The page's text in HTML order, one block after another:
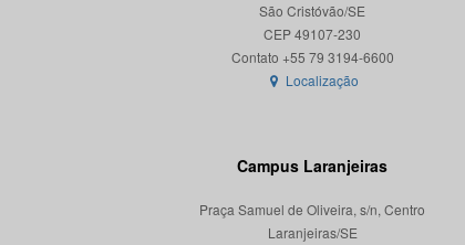
São Cristóvão/SE
CEP 49107-230
Localização
Campus Laranjeiras
Praça Samuel de Oliveira, s/n, Centro
Laranjeiras/SE